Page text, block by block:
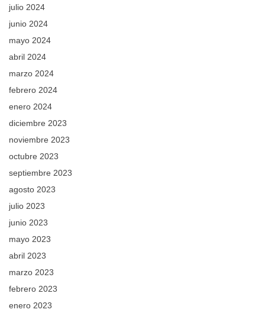
julio 2024
junio 2024
mayo 2024
abril 2024
marzo 2024
febrero 2024
enero 2024
diciembre 2023
noviembre 2023
octubre 2023
septiembre 2023
agosto 2023
julio 2023
junio 2023
mayo 2023
abril 2023
marzo 2023
febrero 2023
enero 2023